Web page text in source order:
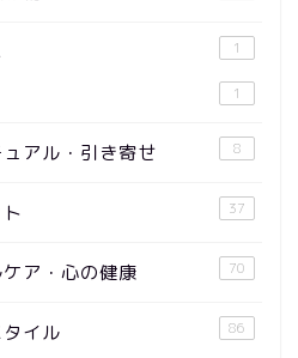
1
1
アル・引き寄せ 8
37
ア・心の健康 70
イル 86